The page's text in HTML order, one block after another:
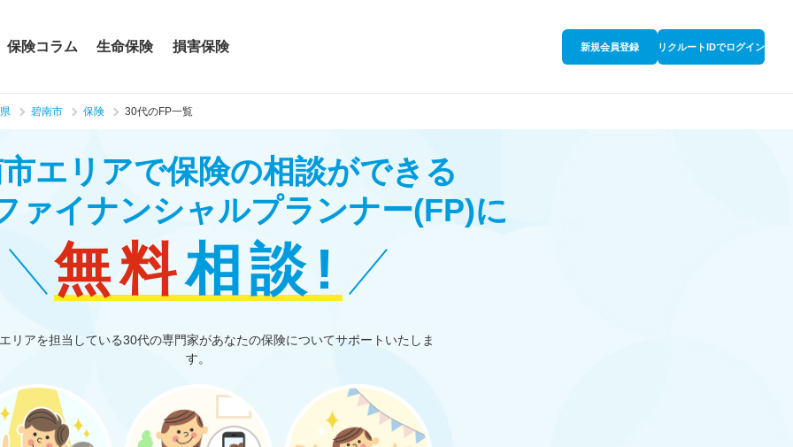
保険コラム 生命保険 損害保険 新規会員登録 リクルートIDでログイン
碧南市 保険 30代のFP一覧
エリアで保険の相談ができる
ァイナンシャルプランナー(FP)に
無料相談!
リアを担当している30代の専門家があなたの保険についてサポートいたしま
す。